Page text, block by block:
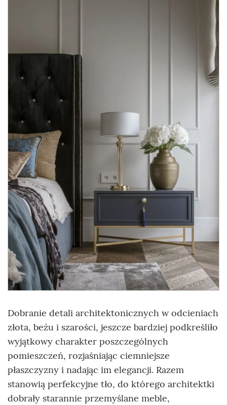
Dobranie detali architektonicznych w odcieniach
złota, beżu i szarości, jeszcze bardziej podkreśliło
wyjątkowy charakter poszczególnych
pomieszczeń, rozjaśniając ciemniejsze
płaszczyzny i nadając im elegancji. Razem
stanowią perfekcyjne tło, do którego architektki
dobrały starannie przemyślane meble,